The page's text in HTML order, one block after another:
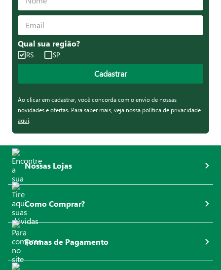
Qual sua região?
RS SP
Cadastrar
Ao clicar em cadastrar, você concorda com o envio de nossas
novidades e ofertas. Para saber mais, veja nossa política de privacidade
aqui.
Nossas Lojas
Como Comprar?
Formas de Pagamento